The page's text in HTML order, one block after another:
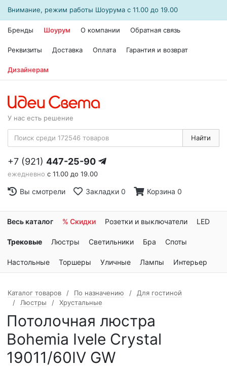
Внимание, режим работы Шоурума с 11.00 до 19.00
Бренды Шоурум О компании Обратная связь
Реквизиты Доставка Оплата Гарантия и возврат
Дизайнерам
У нас есть решение
Найти
+7 (921) 447-25-90
ежедневно с 11.00 до 19.00
Вы смотрели Закладки 0 Корзина 0
Весь каталог % Скидки Розетки и выключатели LED
Трековые Люстры Светильники Бра Споты
Настольные Торшеры Уличные Лампы Интерьер
Каталог товаров По назначению
Для гостиной
Люстры
Хрустальные
Потолочная люстра
Bohemia Ivele Crystal
19011/60IV GW